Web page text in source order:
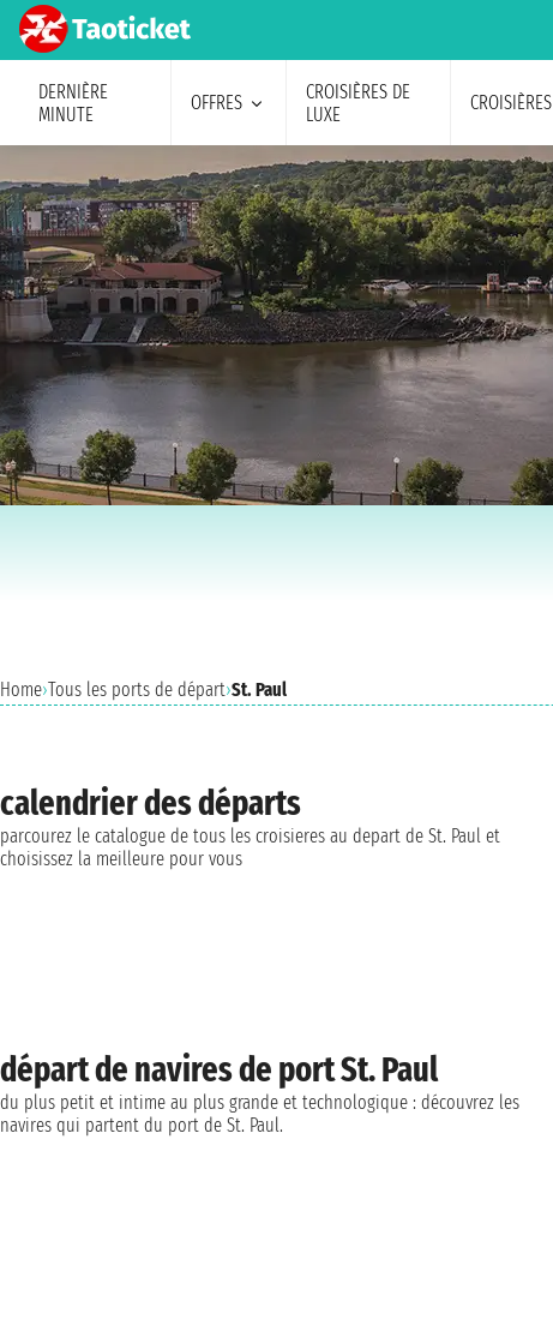
DERNIÈRE
MINUTE
OFFRES
CROISIÈRES DE
LUXE
CROISIÈRES
Home›Tous les ports de départ›St. Paul
calendrier des départs
parcourez le catalogue de tous les croisieres au depart de St. Paul et
choisissez la meilleure pour vous
départ de navires de port St. Paul
du plus petit et intime au plus grande et technologique : découvrez les
navires qui partent du port de St. Paul.